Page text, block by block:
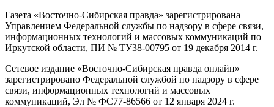
Газета «Восточно-Сибирская правда» зарегистрирована
Управлением Федеральной службы по надзору в сфере связи,
информационных технологий и массовых коммуникаций по
Иркутской области, ПИ № ТУ38-00795 от 19 декабря 2014 г.
Сетевое издание «Восточно-Сибирская правда онлайн»
зарегистрировано Федеральной службой по надзору в сфере
связи, информационных технологий и массовых
коммуникаций, Эл № ФС77-86566 от 12 января 2024 г.